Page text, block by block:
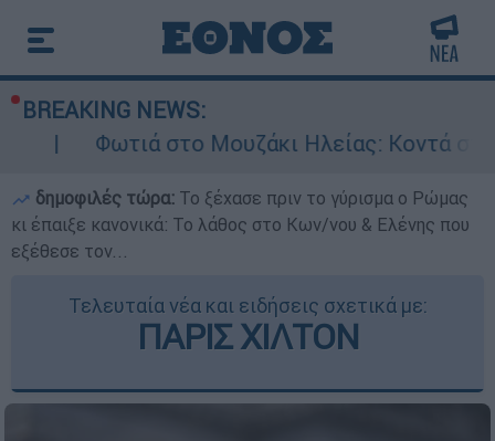
BREAKING NEWS:
στο Μουζάκι Ηλείας: Κοντά στην είσοδο
δημοφιλές τώρα: Το ξέχασε πριν το γύρισμα ο Ρώμας
κι έπαιξε κανονικά: Το λάθος στο Κων/νου & Ελένης που
εξέθεσε τον...
Τελευταία νέα και ειδήσεις σχετικά με:
ΠΑΡΙΣ ΧΙΛΤΟΝ